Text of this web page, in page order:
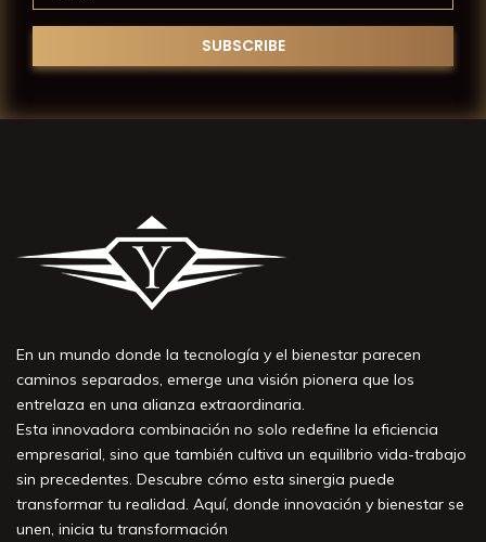
En un mundo donde la tecnología y el bienestar parecen
caminos separados, emerge una visión pionera que los
entrelaza en una alianza extraordinaria.
Esta innovadora combinación no solo redefine la eficiencia
empresarial, sino que también cultiva un equilibrio vida-trabajo
sin precedentes. Descubre cómo esta sinergia puede
transformar tu realidad. Aquí, donde innovación y bienestar se
unen, inicia tu transformación